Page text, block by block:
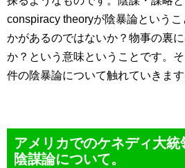
conspiracy theoryが陰暴論という
かがあるのではないか？物事の裏
か？という意味ということです。
件の陰暴論について触れていきます
アメリカでのケネディ大
陰謀論について。